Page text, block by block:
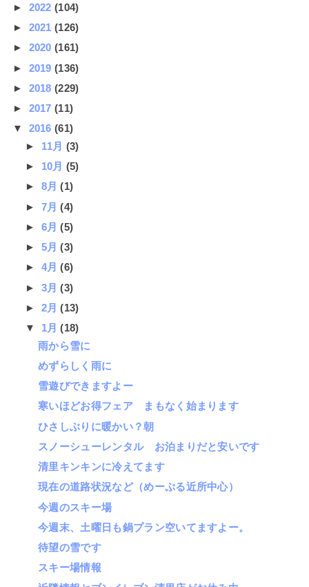
► 2022(104)
► 2021(126)
► 2020(161)
► 2019(136)
► 2018(229)
► 2017(11)
▼ 2016(61)
► 11月 (3)
► 10月 (5)
► 8月(1)
► 7月(4)
► 6月(5)
► 5月(3)
► 4月(6)
► 3月(3)
► 2月(13)
▼ 1月(18)
雨から雪に
めずらしく雨に
雪遊びできますよー
寒いほどお得フェア まもなく始まります
ひさしぶりに暖かい？朝
スノーシューレンタル お泊まりだと安いです
清里キンキンに冷えてます
現在の道路状況など（めーぷる近所中心）
今週のスキー場
今週末、土曜日も鍋プラン空いてますよー。
待望の雪です
スキー場情報